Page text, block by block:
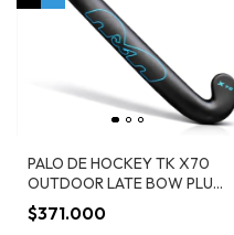
PALO DE HOCKEY TK X70
OUTDOOR LATE BOW PLUS
CON CANALETA
$371.000